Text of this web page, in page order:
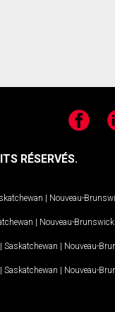
Facebook
RÉSERVÉS.
| Nouveau-
| Nouveau-Brunswick
| Saskatchewan | Nouveau-
| Saskatchewan | Nouveau-